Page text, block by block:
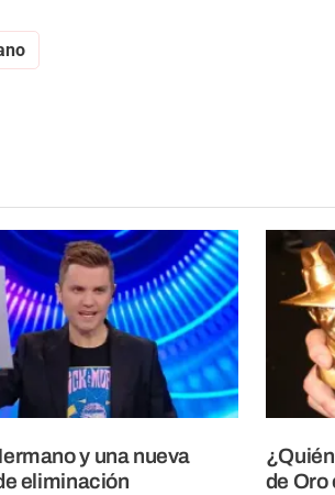
y una nueva
eliminación
de Oro